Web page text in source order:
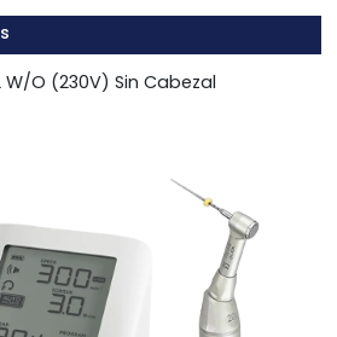
W/O (230V) Sin Cabezal